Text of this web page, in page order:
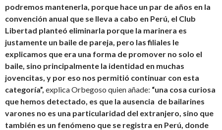
podremos mantenerla, porque hace un par de años en la
convención anual que se lleva a cabo en Perú, el Club
Libertad planteó eliminarla porque la marinera es
justamente un baile de pareja, pero las filiales le
explicamos que era una forma de promover no solo el
baile, sino principalmente la identidad en muchas
jovencitas, y por eso nos permitió continuar con esta
categoría”, explica Orbegoso quien añade: “una cosa curiosa
que hemos detectado, es que la ausencia de bailarines
varones no es una particularidad del extranjero, sino que
también es un fenómeno que se registra en Perú, donde